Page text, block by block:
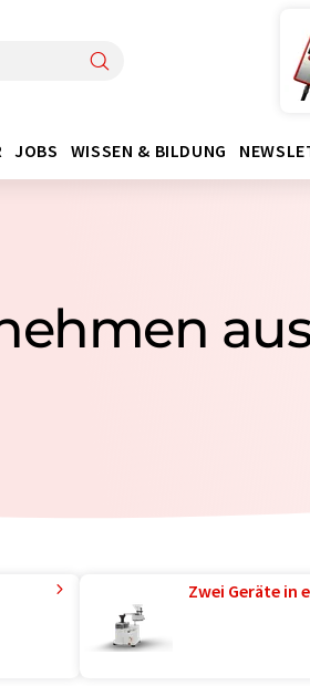
JOBS WISSEN & BILDUNG
Zwei Geräte in